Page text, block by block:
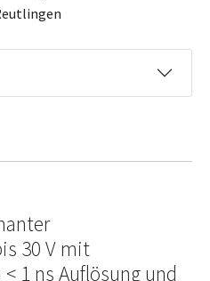
30 V mit
1 ns Auflösung und